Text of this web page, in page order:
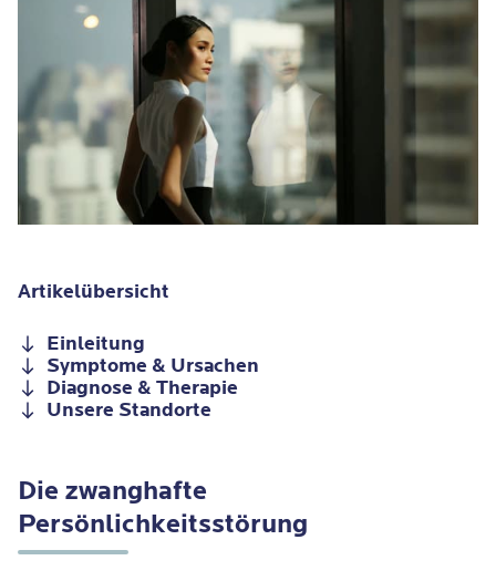
Artikelübersicht
Einleitung
Symptome & Ursachen
Diagnose & Therapie
Unsere Standorte
Die zwanghafte
Persönlichkeitsstörung